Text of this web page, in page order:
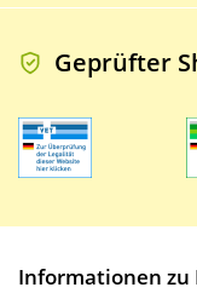
Geprüfter
Informationen zu